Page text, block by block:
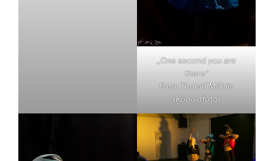
„One second you are
there“
Foto: Thoralf Möhlis
(Koboldfoto)